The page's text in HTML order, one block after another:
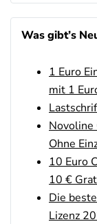
50
Was gibt’s
1 Euro
mit 1
Ohne
10 Euro
10 €
Die
Lizenz